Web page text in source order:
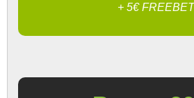
+ 5€ FREEBET